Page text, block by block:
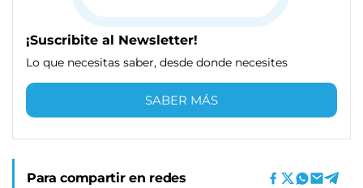
¡Suscribite al Newsletter!
Lo que necesitas saber, desde donde necesites
SABER MÁS
Para compartir en redes